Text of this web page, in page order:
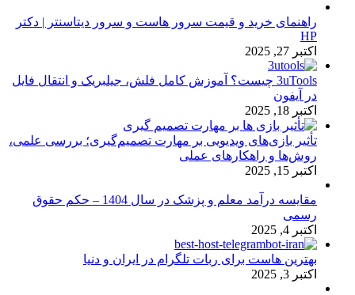
راهنمای خرید و قیمت سرور هاست و سرور دیتاسنتر | دکتر
HP
اکتبر 27, 2025
3uTools چیست؟ آموزش کامل فلش، جیلبریک و انتقال فایل
در آیفون
اکتبر 18, 2025
تأثیر بازی‌های ویدیویی بر مهارت تصمیم‌گیری؛ بررسی علمی،
روش‌ها و راهکارهای عملی
اکتبر 15, 2025
مقایسه درآمد معلم و پزشک در سال 1404 – حکم حقوق
رسمی
اکتبر 4, 2025
بهترین هاست برای ربات تلگرام در ایران و دنیا
اکتبر 3, 2025